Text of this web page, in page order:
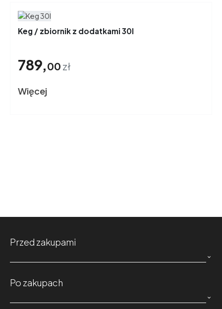
Keg / zbiornik z dodatkami 30l
789,00 zł
Więcej
Przed zakupami

Po zakupach
